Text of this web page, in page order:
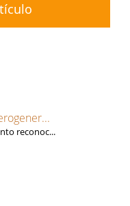
reconoc...